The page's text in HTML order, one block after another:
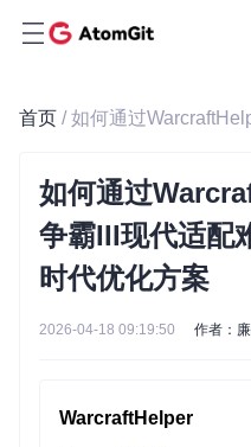
首页
如何通过
争霸III现代适配
时代优化方案
2026-04-18 09:19:50 作者：
WarcraftHelper